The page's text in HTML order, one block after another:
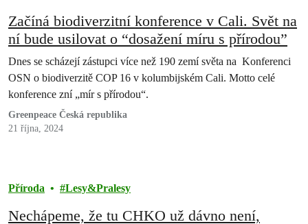
Začíná biodiverzitní konference v Cali. Svět na
ní bude usilovat o “dosažení míru s přírodou”
Dnes se scházejí zástupci více než 190 zemí světa na Konferenci
OSN o biodiverzitě COP 16 v kolumbijském Cali. Motto celé
konference zní „mír s přírodou“.
Greenpeace Česká republika
21 října, 2024
Příroda Lesy&Pralesy
Nechápeme, že tu CHKO už dávno není,